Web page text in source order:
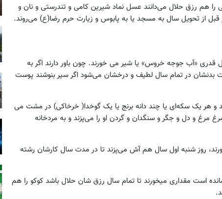
هم رزق حلال می‌دانند عسل نماد شیرین کامی و تندرستی و نان و
از تحویل سال به مسجد یا به پابوس و زیارت حرم رضا(ع) می‌روند.
قدری «آب جوجه خروس» یا شیر می خورند. چون باور دارند اگر به
در تمام سال لطیف و درخشان می‌شود اگر سیر بنوشند پوست
و هر یک سکه‌ای یا چند دانه برنج یا یک گوخدا( خرخاکی) در مشت می
مرغ و دل و جگر و سنگدان و گردن او را می‌پزند و به مردخانه
روز شنبه اول سال هم آش می‌پزند تا در مدت سال کارشان رشته
است مقداری میخورند تا تمام سال رزق شان حلال باشد کوکو را هم